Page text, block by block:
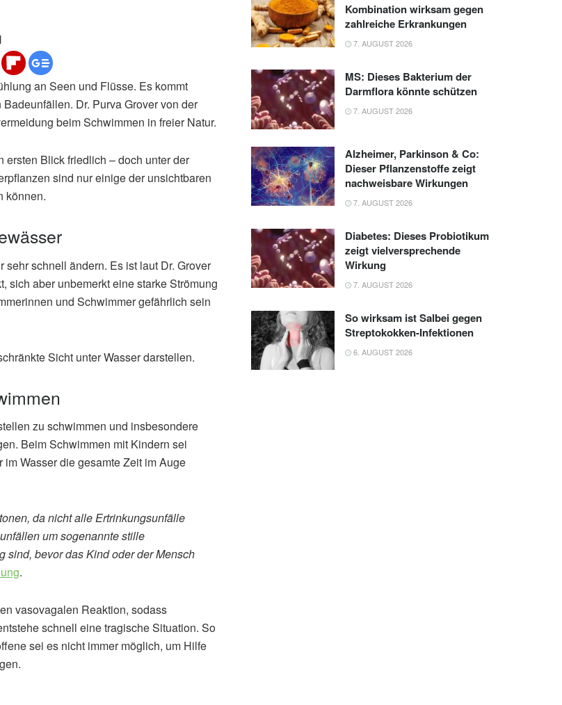
an Seen und Flüsse. Es kommt
Dr. Purva Grover von der
beim Schwimmen in freier Natur.
Blick friedlich – doch unter der
sind nur einige der unsichtbaren
können.
schnell ändern. Es ist laut Dr. Grover
sich aber unbemerkt eine starke Strömung
und Schwimmer gefährlich sein
Sicht unter Wasser darstellen.
zu schwimmen und insbesondere
Beim Schwimmen mit Kindern sei
Wasser die gesamte Zeit im Auge
da nicht alle Ertrinkungsunfälle
um sogenannte stille
sind, bevor das Kind oder der Mensch
.
vasovagalen Reaktion, sodass
schnell eine tragische Situation. So
sei es nicht immer möglich, um Hilfe
Kombination wirksam gegen
zahlreiche Erkrankungen
7. AUGUST 2026
MS: Dieses Bakterium der
Darmflora könnte schützen
7. AUGUST 2026
Alzheimer, Parkinson & Co:
Dieser Pflanzenstoffe zeigt
nachweisbare Wirkungen
7. AUGUST 2026
Diabetes: Dieses Probiotikum
zeigt vielversprechende
Wirkung
7. AUGUST 2026
So wirksam ist Salbei gegen
Streptokokken-Infektionen
6. AUGUST 2026